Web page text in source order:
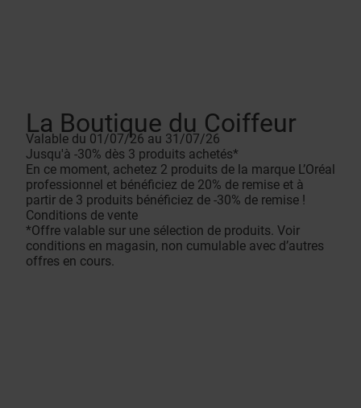
La Boutique du Coiffeur
Valable du 01/07/26 au 31/07/26
Jusqu'à -30% dès 3 produits achetés*
En ce moment, achetez 2 produits de la marque L’Oréal
professionnel et bénéficiez de 20% de remise et à
partir de 3 produits bénéficiez de -30% de remise !
Conditions de vente
*Offre valable sur une sélection de produits. Voir
conditions en magasin, non cumulable avec d’autres
offres en cours.